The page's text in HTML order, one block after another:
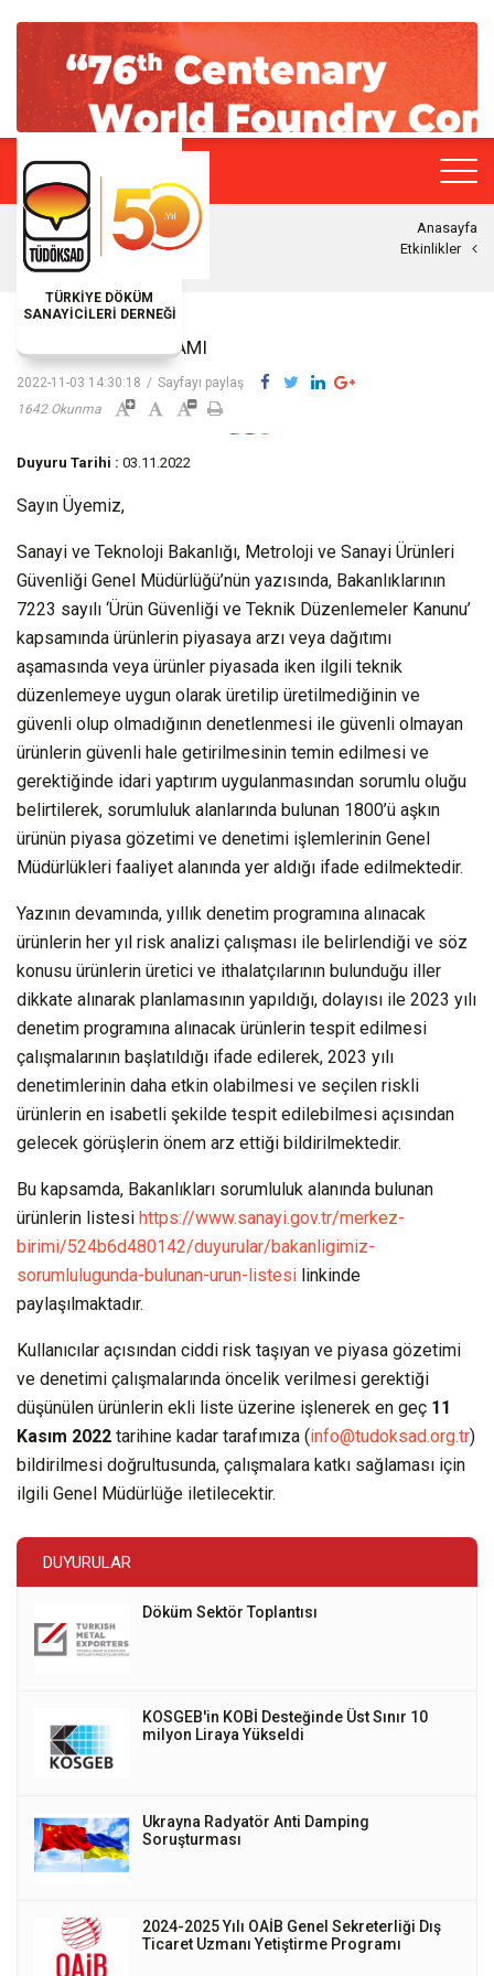
TÜRKİYE DÖKÜM
SANAYİCİLERİ DERNEĞİ
Anasayfa
Etkinlikler
YILLIK PGD PROGRAMI
2022-11-03 14:30:18 / Sayfayı paylaş
1642 Okunma
Duyuru Tarihi : 03.11.2022
Sayın Üyemiz,
Sanayi ve Teknoloji Bakanlığı, Metroloji ve Sanayi Ürünleri
Güvenliği Genel Müdürlüğü’nün yazısında, Bakanlıklarının
7223 sayılı ‘Ürün Güvenliği ve Teknik Düzenlemeler Kanunu’
kapsamında ürünlerin piyasaya arzı veya dağıtımı
aşamasında veya ürünler piyasada iken ilgili teknik
düzenlemeye uygun olarak üretilip üretilmediğinin ve
güvenli olup olmadığının denetlenmesi ile güvenli olmayan
ürünlerin güvenli hale getirilmesinin temin edilmesi ve
gerektiğinde idari yaptırım uygulanmasından sorumlu oluğu
belirtilerek, sorumluluk alanlarında bulunan 1800’ü aşkın
ürünün piyasa gözetimi ve denetimi işlemlerinin Genel
Müdürlükleri faaliyet alanında yer aldığı ifade edilmektedir.
Yazının devamında, yıllık denetim programına alınacak
ürünlerin her yıl risk analizi çalışması ile belirlendiği ve söz
konusu ürünlerin üretici ve ithalatçılarının bulunduğu iller
dikkate alınarak planlamasının yapıldığı, dolayısı ile 2023 yılı
denetim programına alınacak ürünlerin tespit edilmesi
çalışmalarının başlatıldığı ifade edilerek, 2023 yılı
denetimlerinin daha etkin olabilmesi ve seçilen riskli
ürünlerin en isabetli şekilde tespit edilebilmesi açısından
gelecek görüşlerin önem arz ettiği bildirilmektedir.
Bu kapsamda, Bakanlıkları sorumluluk alanında bulunan
ürünlerin listesi https://www.sanayi.gov.tr/merkez-
birimi/524b6d480142/duyurular/bakanligimiz-
sorumlulugunda-bulunan-urun-listesi linkinde
paylaşılmaktadır.
Kullanıcılar açısından ciddi risk taşıyan ve piyasa gözetimi
ve denetimi çalışmalarında öncelik verilmesi gerektiği
düşünülen ürünlerin ekli liste üzerine işlenerek en geç 11
Kasım 2022 tarihine kadar tarafımıza (info@tudoksad.org.tr)
bildirilmesi doğrultusunda, çalışmalara katkı sağlaması için
ilgili Genel Müdürlüğe iletilecektir.
DUYURULAR
Döküm Sektör Toplantısı
KOSGEB'in KOBİ Desteğinde Üst Sınır 10
milyon Liraya Yükseldi
Ukrayna Radyatör Anti Damping
Soruşturması
2024-2025 Yılı OAİB Genel Sekreterliği Dış
Ticaret Uzmanı Yetiştirme Programı